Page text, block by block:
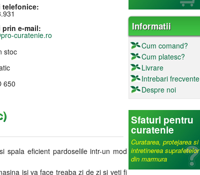
telefonice:
prin e-mail:
curatenie.ro
stoc
650
spala eficient pardoselile intr-un mod
isi va face treaba zi de zi si veti fi
Informatii
Cum comand?
Cum platesc?
Livrare
Intrebari frecvente
Despre noi
Sfaturi pentru
curatenie
Curatarea, protejarea si
intretinerea suprafetelor
din marmura